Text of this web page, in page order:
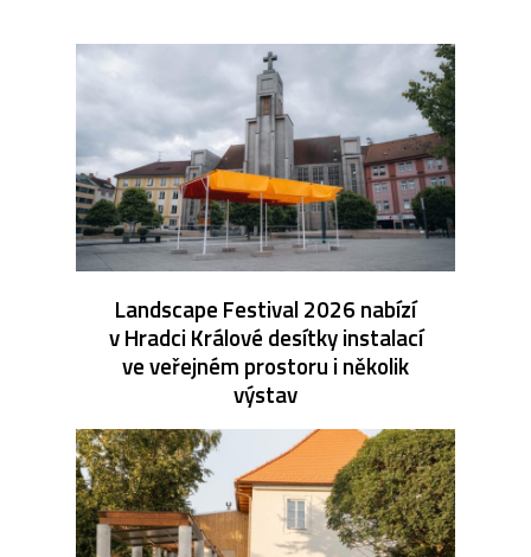
Landscape Festival 2026 nabízí
v Hradci Králové desítky instalací
ve veřejném prostoru i několik
výstav